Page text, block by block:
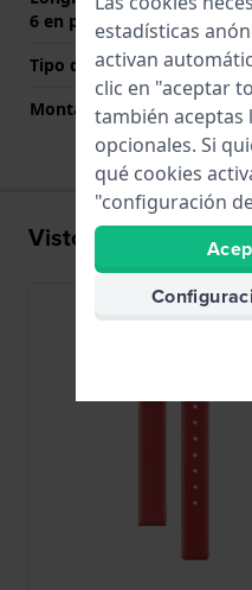
6 en punto (mm)
Tipo de montaje
Montaje Recto
Visto recientemente
estadísticas
activan
clic en "aceptar
también aceptas
opcionales. Si
qué cookies
"configuración